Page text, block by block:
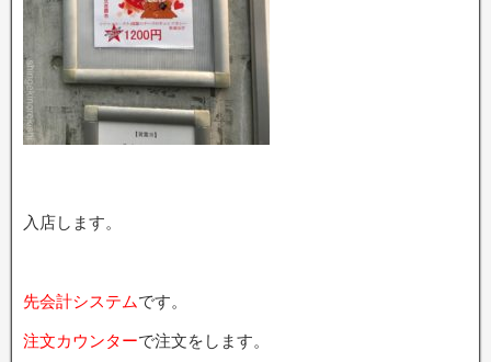
入店します。
先会計システムです。
注文カウンターで注文をします。